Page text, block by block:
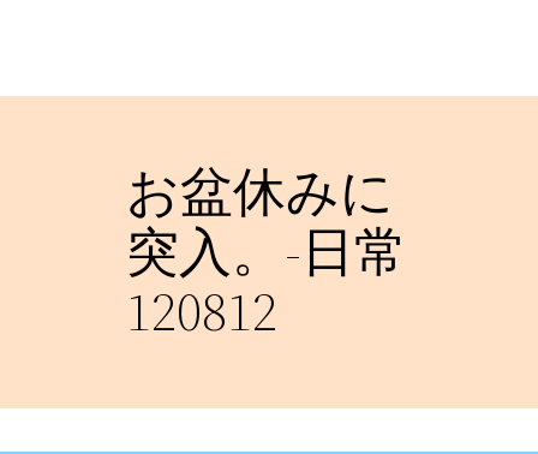
お盆休みに
突入。-日常
120812